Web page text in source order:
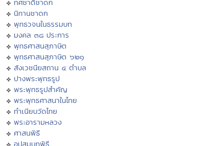
ทศชาติชาดก
นิทานชาดก
พุทธวจนในธรรมบท
มงคล ๓๘ ประการ
พุทธศาสนสุภาษิต
พุทธศาสนสุภาษิต ๖๒๑
สังเวชนียสถาน ๔ ตำบล
ปางพระพุทธรูป
พระพุทธรูปสำคัญ
พระพุทธศาสนาในไทย
ทำเนียบวัดไทย
พระอารามหลวง
ศาสนพิธี
อุปสมบทพิธี